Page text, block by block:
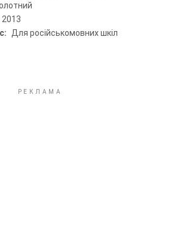
2013
Для російськомовних шкіл